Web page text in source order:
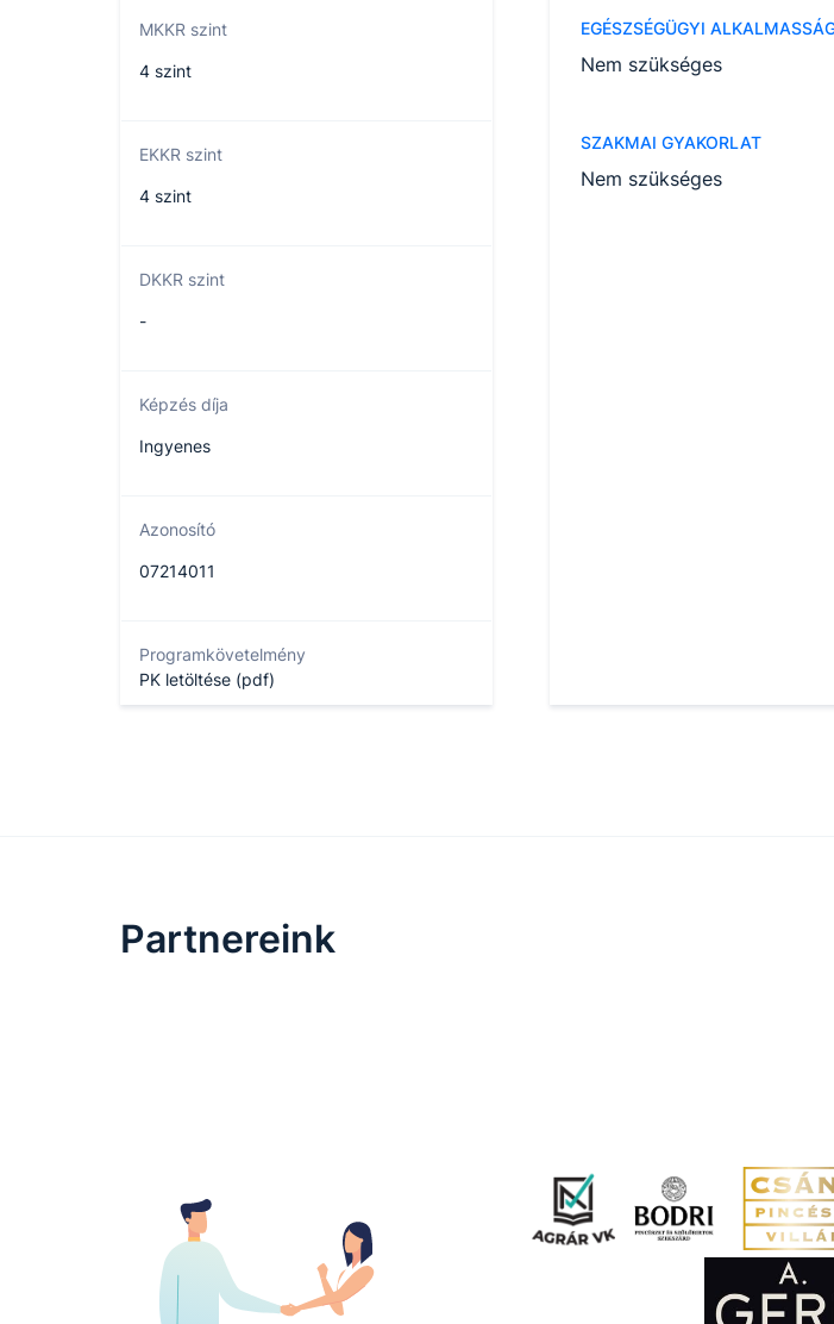
MKKR szint
4 szint
EKKR szint
4 szint
DKKR szint
-
Képzés díja
Ingyenes
Azonosító
07214011
Programkövetelmény
PK letöltése (pdf)
EGÉSZSÉGÜGYI
Nem szükséges
SZAKMAI GYAKORLAT
Nem szükséges
Partnereink